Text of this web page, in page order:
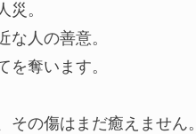
災。
な人の善意。
を奪います。
の傷はまだ癒えません。